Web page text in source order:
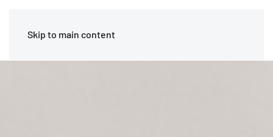
Skip to main content